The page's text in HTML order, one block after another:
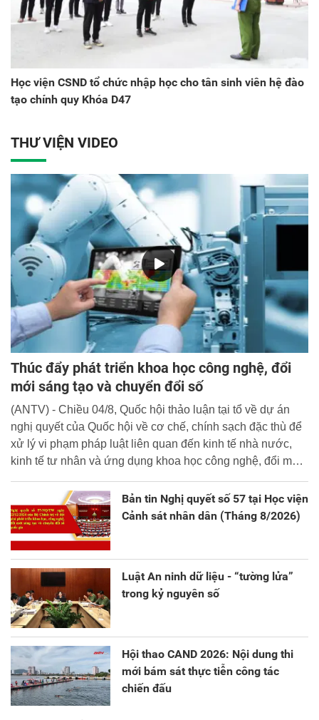
Học viện CSND tổ chức nhập học cho tân sinh viên hệ đào
tạo chính quy Khóa D47
THƯ VIỆN VIDEO
Thúc đẩy phát triển khoa học công nghệ, đổi
mới sáng tạo và chuyển đổi số
(ANTV) - Chiều 04/8, Quốc hội thảo luận tại tổ về dự án
nghị quyết của Quốc hội về cơ chế, chính sạch đặc thù để
xử lý vi phạm pháp luật liên quan đến kinh tế nhà nước,
kinh tế tư nhân và ứng dụng khoa học công nghệ, đổi mới
Bản tin Nghị quyết số 57 tại Học viện
Cảnh sát nhân dân (Tháng 8/2026)
Luật An ninh dữ liệu - “tường lửa”
trong kỷ nguyên số
Hội thao CAND 2026: Nội dung thi
mới bám sát thực tiễn công tác
chiến đấu